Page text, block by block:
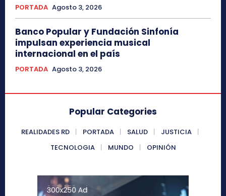
PORTADA Agosto 3, 2026
Banco Popular y Fundación Sinfonía
impulsan experiencia musical
internacional en el país
PORTADA Agosto 3, 2026
Popular Categories
REALIDADES RD PORTADA SALUD
JUSTICIA
TECNOLOGIA
MUNDO OPINIÓN